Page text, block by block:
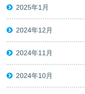
2025年1月
2024年12月
2024年11月
2024年10月